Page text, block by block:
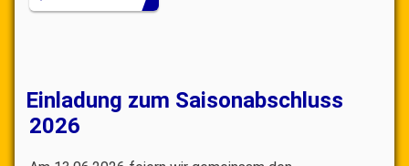
Einladung zum Saisonabschluss
2026